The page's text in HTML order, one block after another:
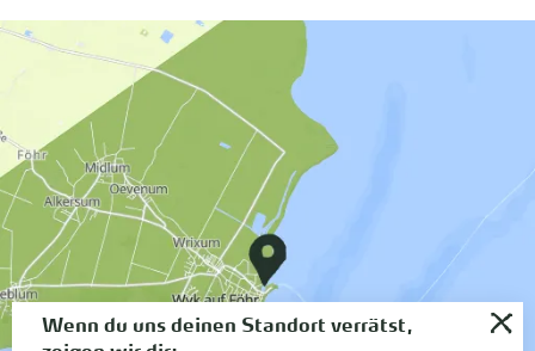
Wenn du uns deinen Standort verrätst,